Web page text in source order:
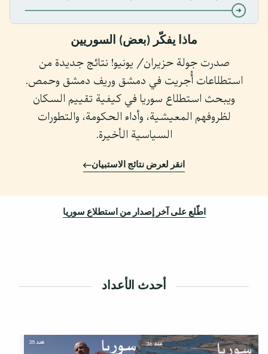
ماذا يفكّر (بعض) السوريين
صدرت جولة حزيران/ يونيو! نتائج جديدة من
استطلاعات أُجريت في دمشق وريف دمشق وحمص.
ويبحث استطلاع سوريا في كيفية تقييم السكان
لظروفهم المعيشية، وأداء الحكومة، والتطورات
السياسية الأخيرة.
انقر لعرض نتائج الاستبيان
اطّلع على آخر إصدار من استطلاع سوريا
أحدث الأعداد